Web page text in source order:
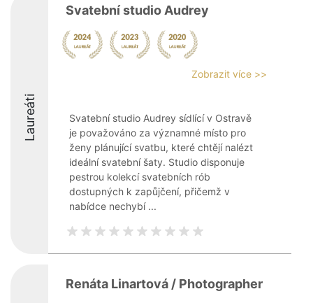
Laureáti
Svatební studio Audrey
Zobrazit více >>
Svatební studio Audrey sídlící v Ostravě
je považováno za významné místo pro
ženy plánující svatbu, které chtějí nalézt
ideální svatební šaty. Studio disponuje
pestrou kolekcí svatebních rób
dostupných k zapůjčení, přičemž v
nabídce nechybí ...
Renáta Linartová / Photographer